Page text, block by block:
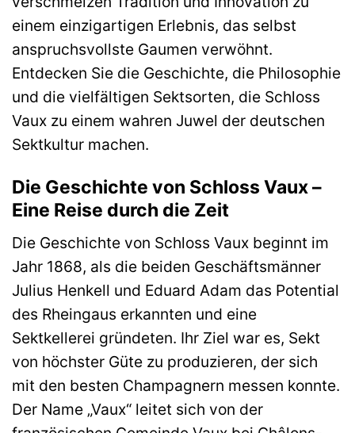
einem einzigartigen Erlebnis, das selbst
anspruchsvollste Gaumen verwöhnt.
Entdecken Sie die Geschichte, die Philosophie
und die vielfältigen Sektsorten, die Schloss
Vaux zu einem wahren Juwel der deutschen
Sektkultur machen.
Die Geschichte von Schloss Vaux –
Eine Reise durch die Zeit
Die Geschichte von Schloss Vaux beginnt im
Jahr 1868, als die beiden Geschäftsmänner
Julius Henkell und Eduard Adam das Potential
des Rheingaus erkannten und eine
Sektkellerei gründeten. Ihr Ziel war es, Sekt
von höchster Güte zu produzieren, der sich
mit den besten Champagnern messen konnte.
Der Name „Vaux“ leitet sich von der